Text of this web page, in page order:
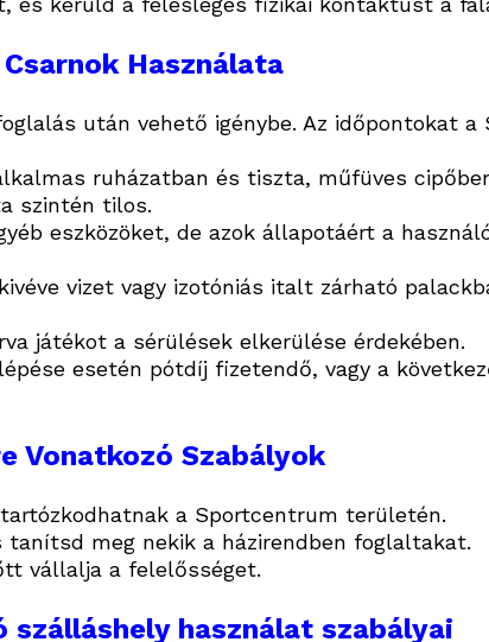
Használata
után vehető igénybe. Az időpontokat
ruházatban és tiszta, műfüves
szintén tilos.
eszközöket, de azok állapotáért a
vizet vagy izotóniás italt zárható
játékot a sérülések elkerülése érdekében.
esetén pótdíj fizetendő, vagy a
Vonatkozó Szabályok
a Sportcentrum területén.
tanítsd meg nekik a házirendben foglaltakat.
vállalja a felelősséget.
szálláshely használat szabályai